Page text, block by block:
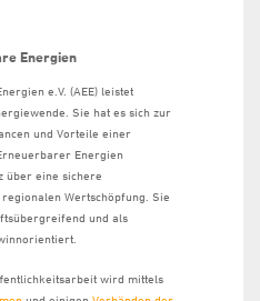
Energien
e.V. (AEE) leistet
Sie hat es sich zur
und Vorteile einer
Energien
über eine sichere
Wertschöpfung. Sie
und als
wird mittels